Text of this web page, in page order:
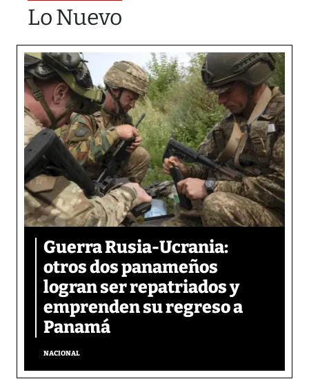
Lo Nuevo
Guerra Rusia-Ucrania:
otros dos panameños
logran ser repatriados y
emprenden su regreso a
Panamá
NACIONAL